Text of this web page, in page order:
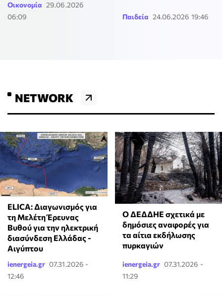
Οικονομία 29.06.2026
06:09
Παιδεία 24.06.2026 19:46
NETWORK
ELICA: Διαγωνισμός για
τη Μελέτη Έρευνας
Βυθού για την ηλεκτρική
διασύνδεση Ελλάδας -
Αιγύπτου
ienergeia.gr 07.31.2026 -
12:46
Ο ΔΕΔΔΗΕ σχετικά με
δημόσιες αναφορές για
τα αίτια εκδήλωσης
πυρκαγιών
ienergeia.gr 07.31.2026 -
11:29